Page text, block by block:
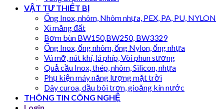
VẬT TƯ THIẾT BỊ
Ống Inox, nhôm, Nhôm nhựa, PEX, PA, PU, NYLON
Xi măng đất
Bơm bùn BW150,BW250, BW3329
Ống Inox, ống nhôm, ống Nylon, ống nhựa
Vú mỡ, nút khí, lá phíp, Vòi phun sương
Quả cầu Inox, thép, nhôm, Silicon, nhựa
Phụ kiện máy năng lượng mặt trời
Dây curoa, dầu bôi trơn, gioăng kín nước
THÔNG TIN CÔNG NGHỆ